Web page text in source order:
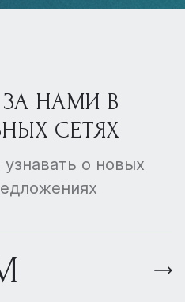
НАМИ В
СЕТЯХ
о новых